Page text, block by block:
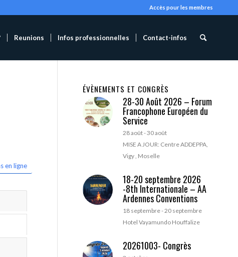
Accès pour les membres
Reunions Infos professionnelles Contact-infos
en ligne
ÉVÈNEMENTS ET CONGRÈS
28-30 Août 2026 – Forum
Francophone Européen du
Service
28 août-30 août
MISE A JOUR: Centre ADDEPPA,
Vigy , Moselle
18-20 septembre 2026
-8th Internationale – AA
Ardennes Conventions
18 septembre-20 septembre
Hotel Vayamundo Houffalize
20261003- Congrès